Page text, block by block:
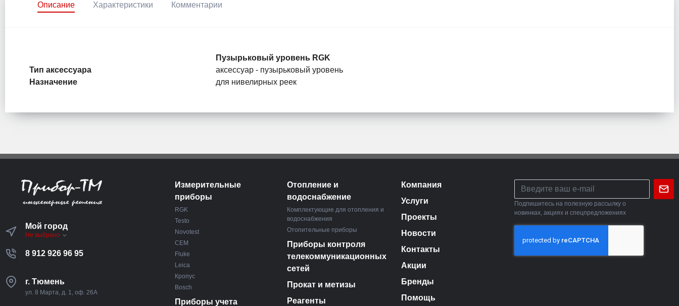
Описание Характеристики Комментарии
Пузырьковый уровень RGK
Тип аксессуара
аксессуар - пузырьковый уровень
Назначение
для нивелирных реек
Мой город
Не выбрано
8 912 926 96 95
г. Тюмень
ул. 8 Марта, д. 1, оф. 26А
Измерительные
приборы
RGK
Testo
Novotest
CEM
Fluke
Leica
Кропус
Bosch
Приборы учета
Отопление и
водоснабжение
Комплектующие для отопления и
водоснабжения
Отопительные приборы
Приборы контроля
телекоммуникационных
сетей
Прокат и метизы
Реагенты
Компания
Услуги
Проекты
Новости
Контакты
Акции
Бренды
Помощь
Подпишитесь на полезную рассылку о
новинках, акциях и спецпредложениях